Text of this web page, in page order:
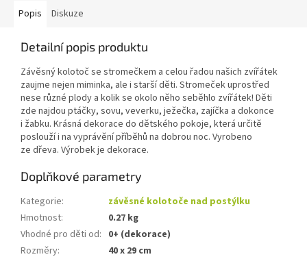
Popis Diskuze
Detailní popis produktu
Závěsný kolotoč se stromečkem a celou řadou našich zvířátek
zaujme nejen miminka, ale i starší děti. Stromeček uprostřed
nese různé plody a kolik se okolo něho seběhlo zvířátek! Děti
zde najdou ptáčky, sovu, veverku, ježečka, zajíčka a dokonce
i žabku. Krásná dekorace do dětského pokoje, která určitě
poslouží i na vyprávění příběhů na dobrou noc. Vyrobeno
ze dřeva. Výrobek je dekorace.
Doplňkové parametry
Kategorie:
závěsné kolotoče nad postýlku
Hmotnost:
0.27 kg
Vhodné pro děti od: 0+ (dekorace)
Rozměry: 40 x 29 cm